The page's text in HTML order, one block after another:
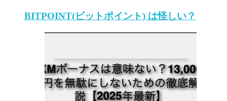
BITPOINT(ビットポイント) は怪しい？